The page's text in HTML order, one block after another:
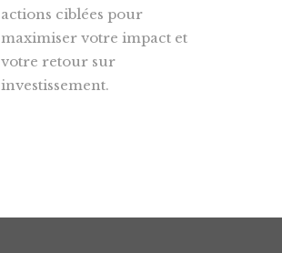
actions ciblées pour
maximiser votre impact et
votre retour sur
investissement.